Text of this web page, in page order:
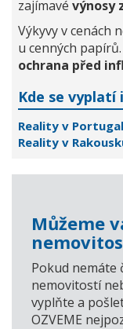
zajímavé výnosy
Výkyvy v cenách
u cenných
ochrana před
Kde se
Reality v
Reality v
Můžeme
Pokud nemáte
nemovitostí
vyplňte a
OZVEME